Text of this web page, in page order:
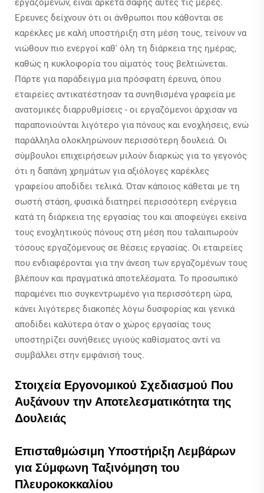
εργαζομένων, είναι αρκετά σαφής αυτές τις μέρες.
Έρευνες δείχνουν ότι οι άνθρωποι που κάθονται σε
καρέκλες με καλή υποστήριξη στη μέση τους, τείνουν να
νιώθουν πιο ενεργοί καθ' όλη τη διάρκεια της ημέρας,
καθώς η κυκλοφορία του αίματός τους βελτιώνεται.
Πάρτε για παράδειγμα μια πρόσφατη έρευνα, όπου
εταιρείες αντικατέστησαν τα συνηθισμένα γραφεία με
ανατομικές διαρρυθμίσεις - οι εργαζόμενοι άρχισαν να
παραπονιούνται λιγότερο για πόνους και ενοχλήσεις, ενώ
παράλληλα ολοκληρώνουν περισσότερη δουλειά. Οι
σύμβουλοι επιχειρήσεων μιλούν διαρκώς για το γεγονός
ότι η δαπάνη χρημάτων για αξιόλογες καρέκλες
γραφείου αποδίδει τελικά. Όταν κάποιος κάθεται με τη
σωστή στάση, φυσικά διατηρεί περισσότερη ενέργεια
κατά τη διάρκεια της εργασίας του και αποφεύγει εκείνα
τους ενοχλητικούς πόνους στη μέση που ταλαιπωρούν
τόσους εργαζόμενους σε θέσεις εργασίας. Οι εταιρείες
που ενδιαφέρονται για την άνεση των εργαζομένων τους
βλέπουν και πραγματικά αποτελέσματα. Το προσωπικό
παραμένει πιο συγκεντρωμένο για περισσότερη ώρα,
κάνει λιγότερες διακοπές λόγω δυσφορίας και γενικά
αποδίδει καλύτερα όταν ο χώρος εργασίας τους
υποστηρίζει συνήθειες υγιούς καθίσματος αντί να
συμβάλλει στην εμφάνισή τους.
Στοιχεία Εργονομικού Σχεδιασμού Που
Αυξάνουν την Αποτελεσματικότητα της
Δουλειάς
Επισταθμώσιμη Υποστήριξη Λεμβάρων
για Σύμφωνη Ταξινόμηση του
Πλευροκοκκαλίου